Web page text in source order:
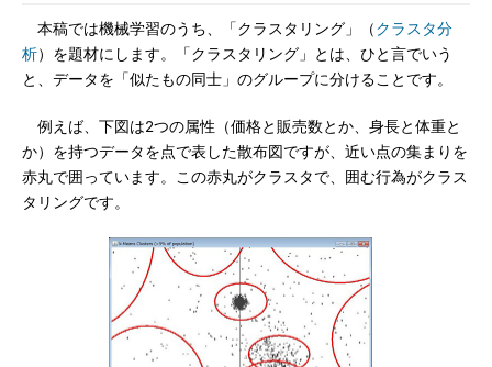
本稿では機械学習のうち、「クラスタリング」（クラスタ分
析）を題材にします。「クラスタリング」とは、ひと言でいう
と、データを「似たもの同士」のグループに分けることです。
例えば、下図は2つの属性（価格と販売数とか、身長と体重と
か）を持つデータを点で表した散布図ですが、近い点の集まりを
赤丸で囲っています。この赤丸がクラスタで、囲む行為がクラス
タリングです。